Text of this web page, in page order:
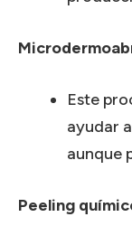
Este
ayudar
aunque
Peeling